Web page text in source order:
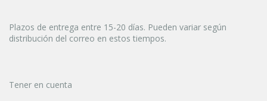
Plazos de entrega entre 15-20 días. Pueden variar según
distribución del correo en estos tiempos.
Tener en cuenta